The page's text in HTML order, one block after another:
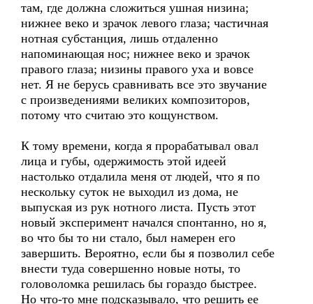
там, где должна сложиться ушная низина;
нижнее веко и зрачок левого глаза; частичная
нотная субстанция, лишь отдаленно
напоминающая нос; нижнее веко и зрачок
правого глаза; низины правого уха и вовсе
нет. Я не берусь сравнивать все это звучание
с произведениями великих композиторов,
потому что считаю это кощунством.
К тому времени, когда я прорабатывал овал
лица и губы, одержимость этой идеей
настолько отдалила меня от людей, что я по
нескольку суток не выходил из дома, не
выпуская из рук нотного листа. Пусть этот
новый эксперимент начался спонтанно, но я,
во что бы то ни стало, был намерен его
завершить. Вероятно, если бы я позволил себе
внести туда совершенно новые ноты, то
головоломка решилась бы гораздо быстрее.
Но что-то мне подсказывало, что решить ее